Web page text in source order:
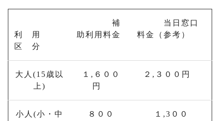
利 用
区 分
補
助利用料金
当日窓口
料金（参考）
大人(15歳以
上)
１,６００
円
２,３００円
小人(小・中
８００
１,3００